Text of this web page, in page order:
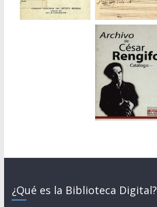
¿Qué es la Biblioteca Digital?